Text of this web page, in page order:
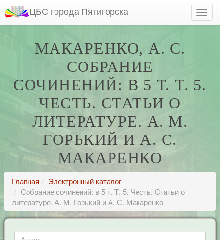
ЦБС города Пятигорска
МАКАРЕНКО, А. С.
СОБРАНИЕ
СОЧИНЕНИЙ: В 5 Т. Т. 5.
ЧЕСТЬ. СТАТЬИ О
ЛИТЕРАТУРЕ. А. М.
ГОРЬКИЙ И А. С.
МАКАРЕНКО
Главная
Электронный каталог
Собрание сочинений: в 5 т. Т. 5. Честь. Статьи о
литературе. А. М. Горький и А. С. Макаренко